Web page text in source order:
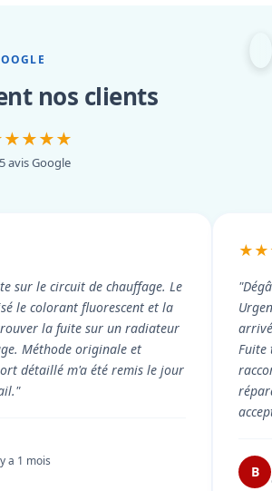
nos clients
avis Google
sur le circuit de chauffage. Le
le colorant fluorescent et la
la fuite sur un radiateur
Méthode originale et
détaillé m'a été remis le jour
a 1 mois
Fuite
B